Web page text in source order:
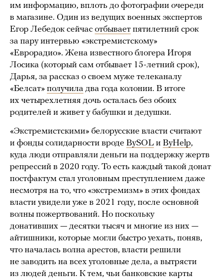
им информацию, вплоть до фотографии очереди
в магазине. Один из ведущих военных экспертов
Егор Лебедок сейчас отбывает пятилетний срок
за пару интервью «экстремистскому»
«Еврорадио». Жена известного блогера Игоря
Лосика (который сам отбывает 15-летний срок),
Дарья, за рассказ о своем муже телеканалу
«Белсат» получила два года колонии. В итоге
их четырехлетняя дочь осталась без обоих
родителей и живет у бабушки и дедушки.
«Экстремистскими» белорусские власти считают
и фонды солидарности вроде BySOL и ByHelp,
куда люди отправляли деньги на поддержку жертв
репрессий в 2020 году. То есть каждый такой донат
постфактум стал уголовным преступлением даже
несмотря на то, что «экстремизм» в этих фондах
власти увидели уже в 2021 году, после основной
волны пожертвований. Но поскольку
донативших — десятки тысяч и многие из них —
айтишники, которые могли быстро уехать, поняв,
что началась волна арестов, власти решили
не заводить на всех уголовные дела, а вытрясти
из людей деньги. К тем, чьи банковские карты